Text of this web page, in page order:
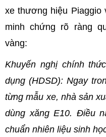
xe thương hiệu Piaggio
minh chứng rõ ràng
vàng:
Khuyến nghị chính
dụng (HDSD): Ngay
từng mẫu xe, nhà sản
dùng xăng E10. Điều
chuẩn nhiên liệu sinh